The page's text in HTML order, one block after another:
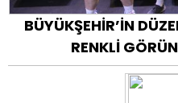
BÜYÜKŞEHİR’İN
RENKLİ